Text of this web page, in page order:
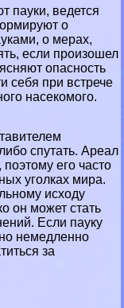
пауки, ведется
о
о мерах,
если произошел
опасность
себя при встрече
насекомого.
спутать. Ареал
его часто
уголках мира.
исходу
он может стать
Если пауку
немедленно
за